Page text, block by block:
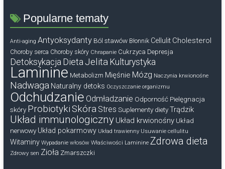
Popularne tematy
Anti-aging Antyoksydanty Ból stawów Błonnik Cellulit Cholesterol
Choroby serca Choroby skóry Chrapanie Cukrzyca Depresja
Detoksykacja Dieta Jelita Kulturystyka
Laminine Metabolizm Mięśnie Mózg Naczynia krwionośne
Nadwaga Naturalny detoks Oczyszczanie organizmu
Odchudzanie Odmładzanie Odporność Pielęgnacja
skóry Probiotyki Skóra Stres Suplementy diety Trądzik
Układ immunologiczny Układ krwionośny Układ
nerwowy Układ pokarmowy Układ trawienny Usuwanie cellulitu
Witaminy Wypadanie włosów Właściwości Laminine Zdrowa dieta
Zdrowy sen Zioła Zmarszczki